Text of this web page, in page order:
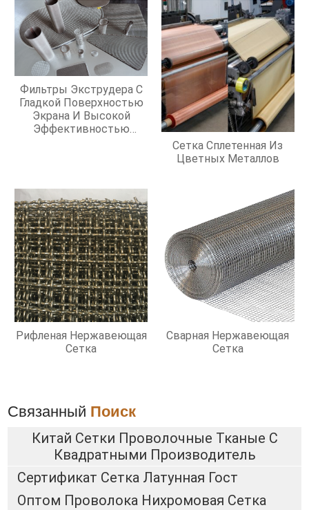
Фильтры Экструдера С
Гладкой Поверхностью
Экрана И Высокой
Эффективностью
Сетка Сплетенная Из
Цветных Металлов
Рифленая Нержавеющая
Сетка
Сварная Нержавеющая
Сетка
Связанный Поиск
Китай Сетки Проволочные Тканые С
Квадратными Производитель
Сертификат Сетка Латунная Гост
Оптом Проволока Нихромовая Сетка